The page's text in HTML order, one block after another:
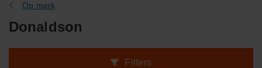
Op merk
Donaldson
Filters